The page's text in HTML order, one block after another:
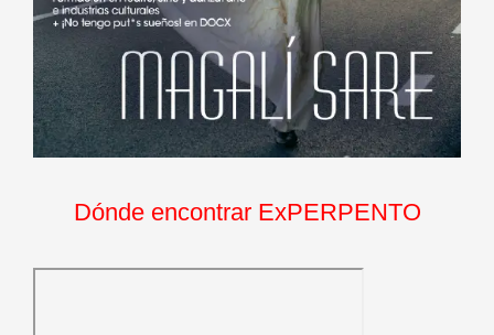
Dónde encontrar ExPERPENTO